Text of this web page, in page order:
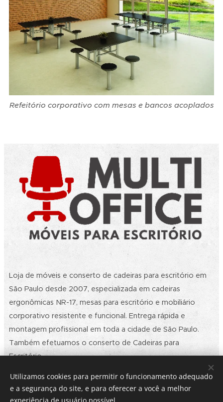
Refeitório corporativo com mesas e bancos acoplados
Loja de móveis e conserto de cadeiras para escritório em
São Paulo desde 2007, especializada em cadeiras
ergonômicas NR-17, mesas para escritório e mobiliário
corporativo resistente e funcional. Entrega rápida e
montagem profissional em toda a cidade de São Paulo.
Também efetuamos o conserto de Cadeiras para
Escritório.
2026 | Ⓡ Multi Office Móveis e Conserto de Cadeiras para
Utilizamos cookies para permitir o funcionamento adequado
e a segurança do site, e para oferecer a você a melhor